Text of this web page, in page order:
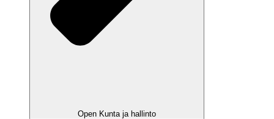
Open Kunta ja hallinto